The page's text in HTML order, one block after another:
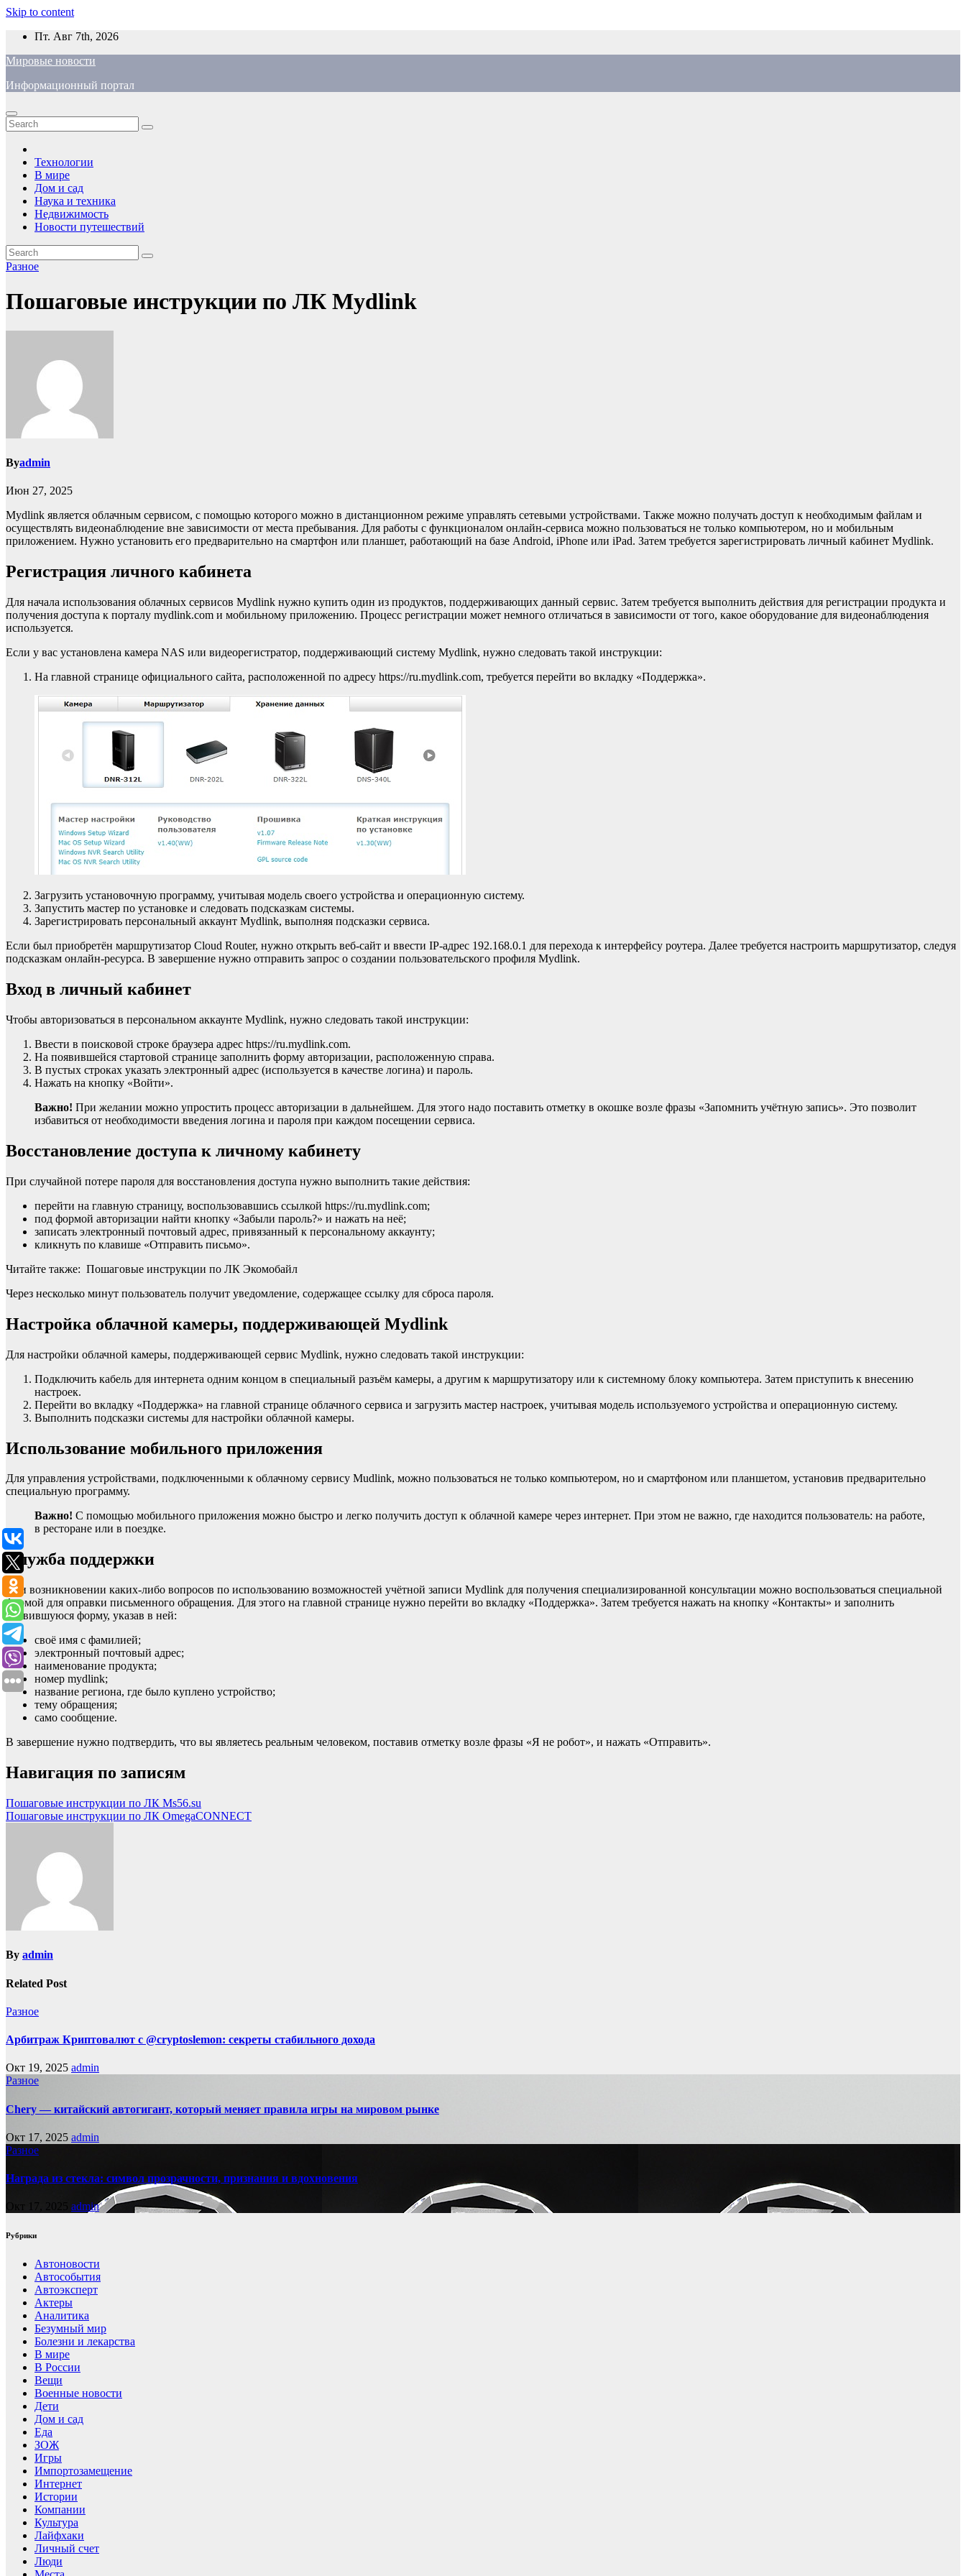
Skip to content
Пт. Авг 7th, 2026
Мировые новости
Информационный портал
Технологии
В мире
Дом и сад
Наука и техника
Недвижимость
Новости путешествий
Разное
Пошаговые инструкции по ЛК Mydlink
Byadmin
Июн 27, 2025
Mydlink является облачным сервисом, с помощью которого можно в дистанционном режиме управлять сетевыми устройствами. Также можно получать доступ к необходимым файлам и
осуществлять видеонаблюдение вне зависимости от места пребывания. Для работы с функционалом онлайн-сервиса можно пользоваться не только компьютером, но и мобильным
приложением. Нужно установить его предварительно на смартфон или планшет, работающий на базе Android, iPhone или iPad. Затем требуется зарегистрировать личный кабинет Mydlink.
Регистрация личного кабинета
Для начала использования облачных сервисов Mydlink нужно купить один из продуктов, поддерживающих данный сервис. Затем требуется выполнить действия для регистрации продукта и
получения доступа к порталу mydlink.com и мобильному приложению. Процесс регистрации может немного отличаться в зависимости от того, какое оборудование для видеонаблюдения
используется.
Если у вас установлена камера NAS или видеорегистратор, поддерживающий систему Mydlink, нужно следовать такой инструкции:
На главной странице официального сайта, расположенной по адресу https://ru.mydlink.com, требуется перейти во вкладку «Поддержка».
Загрузить установочную программу, учитывая модель своего устройства и операционную систему.
Запустить мастер по установке и следовать подсказкам системы.
Зарегистрировать персональный аккаунт Mydlink, выполняя подсказки сервиса.
Если был приобретён маршрутизатор Cloud Router, нужно открыть веб-сайт и ввести IP-адрес 192.168.0.1 для перехода к интерфейсу роутера. Далее требуется настроить маршрутизатор, следуя
подсказкам онлайн-ресурса. В завершение нужно отправить запрос о создании пользовательского профиля Mydlink.
Вход в личный кабинет
Чтобы авторизоваться в персональном аккаунте Mydlink, нужно следовать такой инструкции:
Ввести в поисковой строке браузера адрес https://ru.mydlink.com.
На появившейся стартовой странице заполнить форму авторизации, расположенную справа.
В пустых строках указать электронный адрес (используется в качестве логина) и пароль.
Нажать на кнопку «Войти».
Важно! При желании можно упростить процесс авторизации в дальнейшем. Для этого надо поставить отметку в окошке возле фразы «Запомнить учётную запись». Это позволит
избавиться от необходимости введения логина и пароля при каждом посещении сервиса.
Восстановление доступа к личному кабинету
При случайной потере пароля для восстановления доступа нужно выполнить такие действия:
перейти на главную страницу, воспользовавшись ссылкой https://ru.mydlink.com;
под формой авторизации найти кнопку «Забыли пароль?» и нажать на неё;
записать электронный почтовый адрес, привязанный к персональному аккаунту;
кликнуть по клавише «Отправить письмо».
Читайте также: Пошаговые инструкции по ЛК Экомобайл
Через несколько минут пользователь получит уведомление, содержащее ссылку для сброса пароля.
Настройка облачной камеры, поддерживающей Mydlink
Для настройки облачной камеры, поддерживающей сервис Mydlink, нужно следовать такой инструкции:
Подключить кабель для интернета одним концом в специальный разъём камеры, а другим к маршрутизатору или к системному блоку компьютера. Затем приступить к внесению
настроек.
Перейти во вкладку «Поддержка» на главной странице облачного сервиса и загрузить мастер настроек, учитывая модель используемого устройства и операционную систему.
Выполнить подсказки системы для настройки облачной камеры.
Использование мобильного приложения
Для управления устройствами, подключенными к облачному сервису Mudlink, можно пользоваться не только компьютером, но и смартфоном или планшетом, установив предварительно
специальную программу.
Важно! С помощью мобильного приложения можно быстро и легко получить доступ к облачной камере через интернет. При этом не важно, где находится пользователь: на работе,
в ресторане или в поездке.
Служба поддержки
При возникновении каких-либо вопросов по использованию возможностей учётной записи Mydlink для получения специализированной консультации можно воспользоваться специальной
формой для оправки письменного обращения. Для этого на главной странице нужно перейти во вкладку «Поддержка». Затем требуется нажать на кнопку «Контакты» и заполнить
появившуюся форму, указав в ней:
своё имя с фамилией;
электронный почтовый адрес;
наименование продукта;
номер mydlink;
название региона, где было куплено устройство;
тему обращения;
само сообщение.
В завершение нужно подтвердить, что вы являетесь реальным человеком, поставив отметку возле фразы «Я не робот», и нажать «Отправить».
Навигация по записям
Пошаговые инструкции по ЛК Ms56.su
Пошаговые инструкции по ЛК OmegaCONNECT
By admin
Related Post
Разное
Арбитраж Криптовалют с @cryptoslemon: секреты стабильного дохода
Окт 19, 2025 admin
Разное
Chery — китайский автогигант, который меняет правила игры на мировом рынке
Окт 17, 2025 admin
Разное
Награда из стекла: символ прозрачности, признания и вдохновения
Окт 17, 2025 admin
Рубрики
Автоновости
Автособытия
Автоэксперт
Актеры
Аналитика
Безумный мир
Болезни и лекарства
В мире
В России
Вещи
Военные новости
Дети
Дом и сад
Еда
ЗОЖ
Игры
Импортозамещение
Интернет
Истории
Компании
Культура
Лайфхаки
Личный счет
Люди